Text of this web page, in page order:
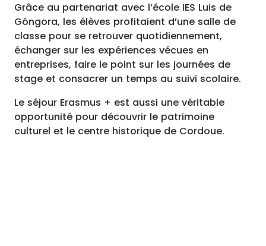
Grâce au partenariat avec l’école IES Luis de
Góngora, les élèves profitaient d’une salle de
classe pour se retrouver quotidiennement,
échanger sur les expériences vécues en
entreprises, faire le point sur les journées de
stage et consacrer un temps au suivi scolaire.
Le séjour Erasmus + est aussi une véritable
opportunité pour découvrir le patrimoine
culturel et le centre historique de Cordoue.